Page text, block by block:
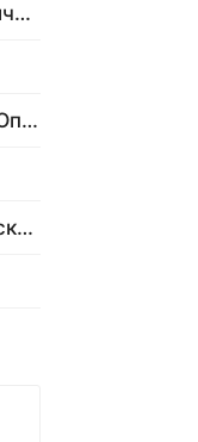
Место жительства и биологический в…
Звезда размером с орбиту Юпитера
ChatGPT решил математическую задачу